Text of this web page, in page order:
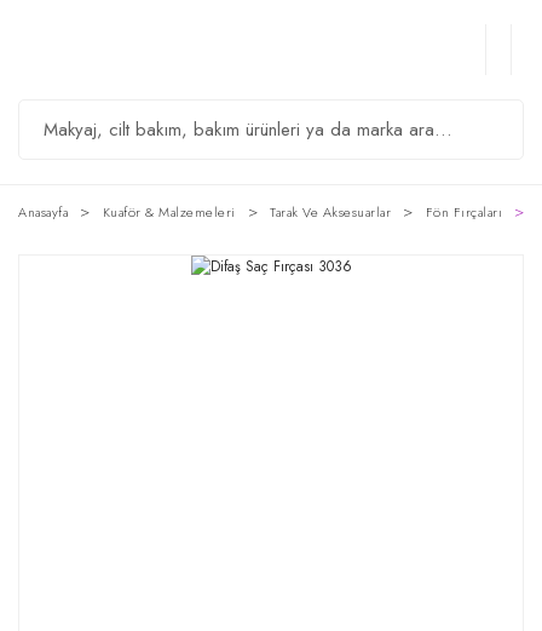
Anasayfa Kuaför & Malzemeleri Tarak Ve Aksesuarlar Fön Fırçaları